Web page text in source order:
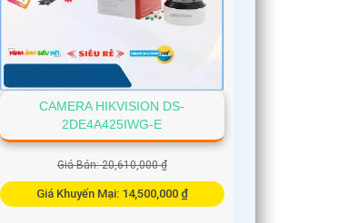
CAMERA HIKVISION DS-
2DE4A425IWG-E
Giá Bán: 20,610,000 ₫
Giá Khuyến Mại: 14,500,000 ₫